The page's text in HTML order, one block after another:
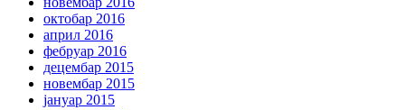
октобар 2016
април 2016
фебруар 2016
децембар 2015
новембар 2015
јануар 2015